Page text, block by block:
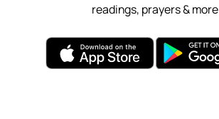
readings, prayers & more